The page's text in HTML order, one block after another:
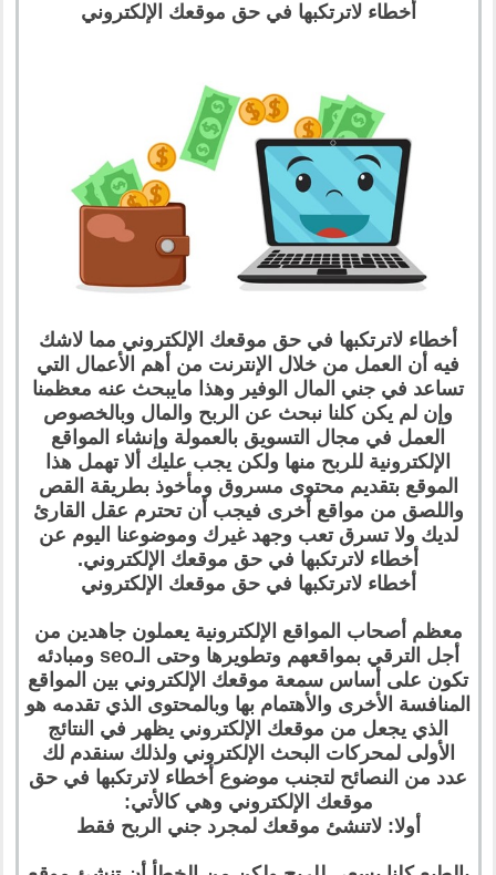
أخطاء لاترتكبها في حق موقعك الإلكتروني
أخطاء لاترتكبها في حق موقعك الإلكتروني مما لاشك
فيه أن العمل من خلال الإنترنت من أهم الأعمال التي
تساعد في جني المال الوفير وهذا مايبحث عنه معظمنا
وإن لم يكن كلنا نبحث عن الربح والمال وبالخصوص
العمل في مجال التسويق بالعمولة وإنشاء المواقع
الإلكترونية للربح منها ولكن يجب عليك ألا تهمل هذا
الموقع بتقديم محتوى مسروق ومأخوذ بطريقة القص
واللصق من مواقع أخرى فيجب أن تحترم عقل القارئ
لديك ولا تسرق تعب وجهد غيرك وموضوعنا اليوم عن
أخطاء لاترتكبها في حق موقعك الإلكتروني.
أخطاء لاترتكبها في حق موقعك الإلكتروني
معظم أصحاب المواقع الإلكترونية يعملون جاهدين من
أجل الترقي بمواقعهم وتطويرها وحتى الـseo ومبادئه
تكون على أساس سمعة موقعك الإلكتروني بين المواقع
المنافسة الأخرى والأهتمام بها وبالمحتوى الذي تقدمه هو
الذي يجعل من موقعك الإلكتروني يظهر في النتائج
الأولى لمحركات البحث الإلكتروني ولذلك سنقدم لك
عدد من النصائح لتجنب موضوع أخطاء لاترتكبها في حق
موقعك الإلكتروني وهي كالأتي:
أولا: لاتنشئ موقعك لمجرد جني الربح فقط